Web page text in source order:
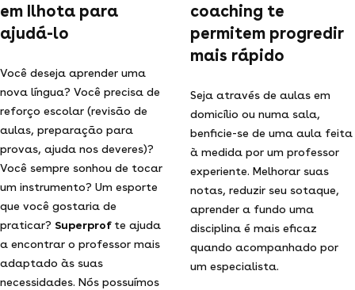
em Ilhota para
ajudá-lo
Você deseja aprender uma
nova língua? Você precisa de
reforço escolar (revisão de
aulas, preparação para
provas, ajuda nos deveres)?
Você sempre sonhou de tocar
um instrumento? Um esporte
que você gostaria de
praticar? Superprof te ajuda
a encontrar o professor mais
adaptado às suas
necessidades. Nós possuímos
coaching te
permitem progredir
mais rápido
Seja através de aulas em
domicílio ou numa sala,
benficie-se de uma aula feita
à medida por um professor
experiente. Melhorar suas
notas, reduzir seu sotaque,
aprender a fundo uma
disciplina é mais eficaz
quando acompanhado por
um especialista.